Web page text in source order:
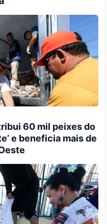
60 mil peixes do
e beneficia mais de